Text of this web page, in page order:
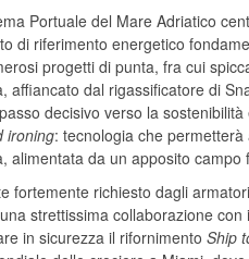
Portuale del Mare Adriatico
di riferimento energetico
progetti di punta, fra cui
affiancato dal rigassificatore di
decisivo verso la
ironing: tecnologia che
da un apposito campo
fortemente richiesto dagli
strettissima collaborazione
in sicurezza il rifornimento Ship